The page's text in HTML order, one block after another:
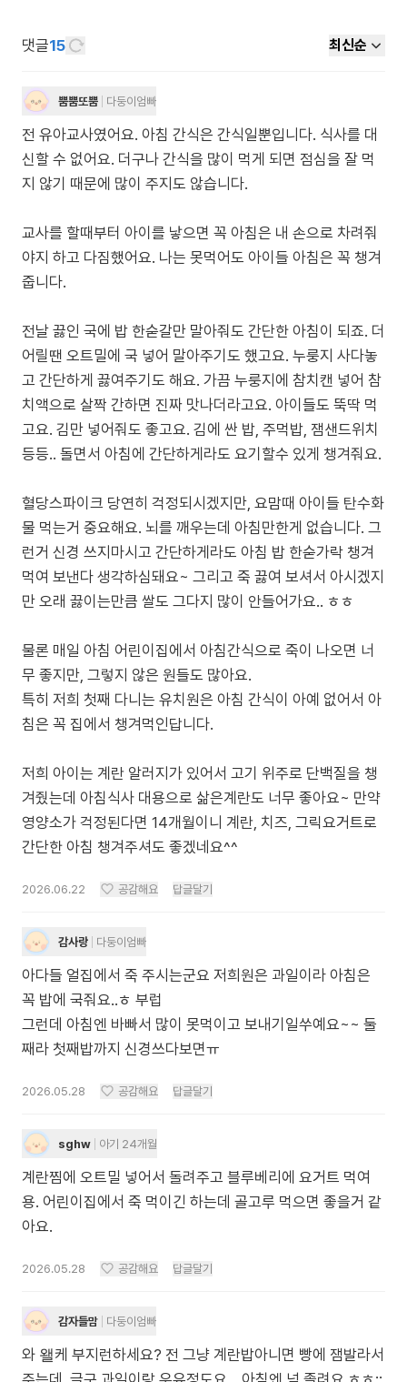
댓글15 최신순
뿜뿜또뿜 다둥이엄빠
전 유아교사였어요. 아침 간식은 간식일뿐입니다. 식사를 대
신할 수 없어요. 더구나 간식을 많이 먹게 되면 점심을 잘 먹
지 않기 때문에 많이 주지도 않습니다.
교사를 할때부터 아이를 낳으면 꼭 아침은 내 손으로 차려줘
야지 하고 다짐했어요. 나는 못먹어도 아이들 아침은 꼭 챙겨
줍니다.
전날 끓인 국에 밥 한숟갈만 말아줘도 간단한 아침이 되죠. 더
어릴땐 오트밀에 국 넣어 말아주기도 했고요. 누룽지 사다놓
고 간단하게 끓여주기도 해요. 가끔 누룽지에 참치캔 넣어 참
치액으로 살짝 간하면 진짜 맛나더라고요. 아이들도 뚝딱 먹
고요. 김만 넣어줘도 좋고요. 김에 싼 밥, 주먹밥, 잼샌드위치
등등.. 돌면서 아침에 간단하게라도 요기할수 있게 챙겨줘요.
혈당스파이크 당연히 걱정되시겠지만, 요맘때 아이들 탄수화
물 먹는거 중요해요. 뇌를 깨우는데 아침만한게 없습니다. 그
런거 신경 쓰지마시고 간단하게라도 아침 밥 한숟가락 챙겨
먹여 보낸다 생각하심돼요~ 그리고 죽 끓여 보셔서 아시겠지
만 오래 끓이는만큼 쌀도 그다지 많이 안들어가요.. ㅎㅎ
물론 매일 아침 어린이집에서 아침간식으로 죽이 나오면 너
무 좋지만, 그렇지 않은 원들도 많아요.
특히 저희 첫째 다니는 유치원은 아침 간식이 아예 없어서 아
침은 꼭 집에서 챙겨먹인답니다.
저희 아이는 계란 알러지가 있어서 고기 위주로 단백질을 챙
겨줬는데 아침식사 대용으로 삶은계란도 너무 좋아요~ 만약
영양소가 걱정된다면 14개월이니 계란, 치즈, 그릭요거트로
간단한 아침 챙겨주셔도 좋겠네요^^
2026.06.22 공감해요 답글달기
감사랑 다둥이엄빠
아다들 얼집에서 죽 주시는군요 저희원은 과일이라 아침은
꼭 밥에 국줘요..ㅎ 부럽
그런데 아침엔 바빠서 많이 못먹이고 보내기일쑤예요~~ 둘
째라 첫째밥까지 신경쓰다보면ㅠ
2026.05.28 공감해요 답글달기
sghw 아기 24개월
계란찜에 오트밀 넣어서 돌려주고 블루베리에 요거트 먹여
용. 어린이집에서 죽 먹이긴 하는데 골고루 먹으면 좋을거 같
아요.
2026.05.28 공감해요 답글달기
감자들맘 다둥이엄빠
와 왤케 부지런하세요? 전 그냥 계란밥아니면 빵에 잼발라서